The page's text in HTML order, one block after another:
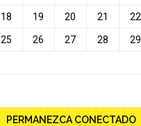
18 19 20 21 22
25 26 27 28 29
PERMANEZCA CONECTADO